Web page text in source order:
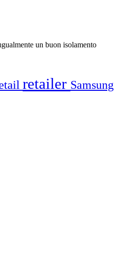
un buon isolamento
retailer Samsung